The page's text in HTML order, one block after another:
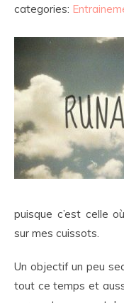
categories:
puisque c’est celle
sur mes cuissots.
Un objectif un peu
tout ce temps et